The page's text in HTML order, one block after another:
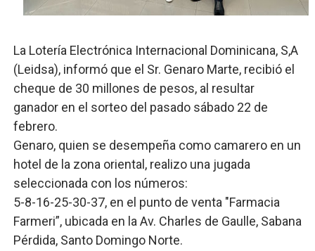
Comedores Comunitarios de DASAC garantizan
UNTC inicia ofensiva para recuperar fuerza gremial
PRM escogerá este domingo su nueva cúpula
Candidato a presidente del Colegio de Notarios hace
Digecac realizará Primer Festival de Plantas 2026
La Lotería Electrónica Internacional Dominicana, S,A
(Leidsa), informó que el Sr. Genaro Marte, recibió el
cheque de 30 millones de pesos, al resultar
ganador en el sorteo del pasado sábado 22 de
febrero.
Genaro, quien se desempeña como camarero en un
hotel de la zona oriental, realizo una jugada
seleccionada con los números:
5-8-16-25-30-37, en el punto de venta "Farmacia
Farmeri”, ubicada en la Av. Charles de Gaulle, Sabana
Pérdida, Santo Domingo Norte.